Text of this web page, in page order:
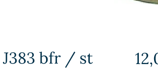
J383 bfr / st